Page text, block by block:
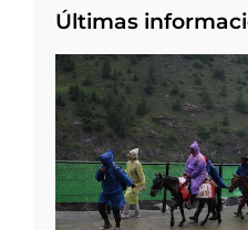
Últimas